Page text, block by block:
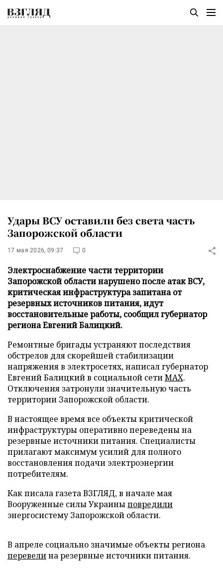
Удары ВСУ оставили без света часть
Запорожской области
17 мая 2026, 09:37 0
Электроснабжение части территории
Запорожской области нарушено после атак ВСУ,
критическая инфраструктура запитана от
резервных источников питания, идут
восстановительные работы, сообщил губернатор
региона Евгений Балицкий.
Ремонтные бригады устраняют последствия
обстрелов для скорейшей стабилизации
напряжения в электросетях, написал губернатор
Евгений Балицкий в социальной сетиMAX.
Отключения затронули значительную часть
территории Запорожской области.
В настоящее время все объекты критической
инфраструктуры оперативно переведены на
резервные источники питания. Специалисты
прилагают максимум усилий для полного
восстановления подачи электроэнергии
потребителям.
Как писала газета ВЗГЛЯД, в начале мая
Вооруженные силы Украиныповредили
энергосистему Запорожской области.
В апреле социально значимые объекты региона
перевелина резервные источники питания.